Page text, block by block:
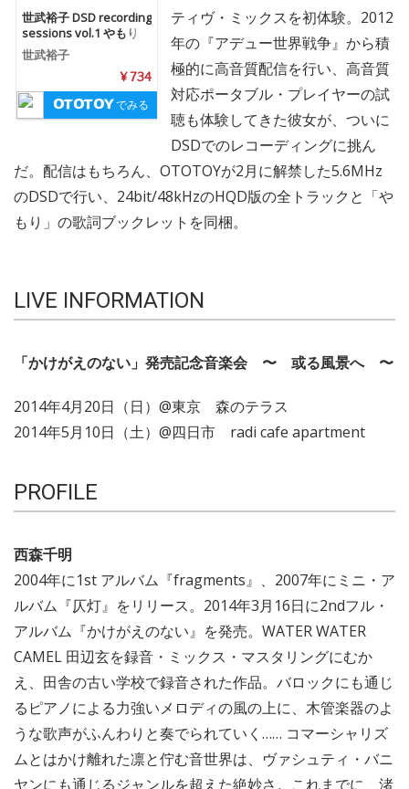
世武裕子 DSD recording
sessions vol.1 やもり
(5.6MHz dsd + 24bit/48k
Hz)
世武裕子
¥ 734
でみる
ティヴ・ミックスを初体験。2012
年の『アデュー世界戦争』から積
極的に高音質配信を行い、高音質
対応ポータブル・プレイヤーの試
聴も体験してきた彼女が、ついに
DSDでのレコーディングに挑ん
だ。配信はもちろん、OTOTOYが2月に解禁した5.6MHz
のDSDで行い、24bit/48kHzのHQD版の全トラックと「や
もり」の歌詞ブックレットを同梱。
LIVE INFORMATION
「かけがえのない」発売記念音楽会 〜 或る風景へ 〜
2014年4月20日（日）@東京 森のテラス
2014年5月10日（土）@四日市 radi cafe apartment
PROFILE
西森千明
2004年に1st アルバム『fragments』、2007年にミニ・ア
ルバム『仄灯』をリリース。2014年3月16日に2ndフル・
アルバム『かけがえのない』を発売。WATER WATER
CAMEL 田辺玄を録音・ミックス・マスタリングにむか
え、田舎の古い学校で録音された作品。バロックにも通じ
るピアノによる力強いメロディの風の上に、木管楽器のよ
うな歌声がふんわりと奏でられていく…… コマーシャリズ
ムとはかけ離れた凛と佇む音世界は、ヴァシュティ・バニ
ヤンにも通じるジャンルを超えた絶妙さ。これまでに、渚